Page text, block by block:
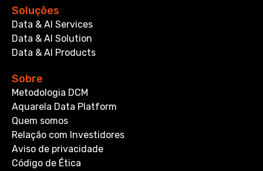
Soluções
Data & AI Services
Data & AI Solution
Data & AI Products
Sobre
Metodologia DCM
Aquarela Data Platform
Quem somos
Relação com Investidores
Aviso de privacidade
Código de Ética